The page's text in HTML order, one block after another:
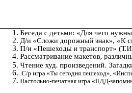
Беседа с детьми: «Для чего
Д/и «Сложи дорожный знак», «К
П/и «Пешеходы и транспорт»
Рассматривание макетов,
Чтение худ. произведений.
.С/р игра «Ты сегодня пешеход»,
Настольно-печатная игра «ПДД-